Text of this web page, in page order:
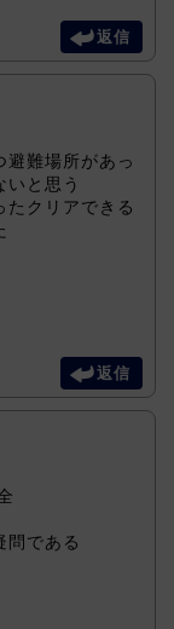
返信
避難場所があっ
と思う
たクリアできる
返信
問である